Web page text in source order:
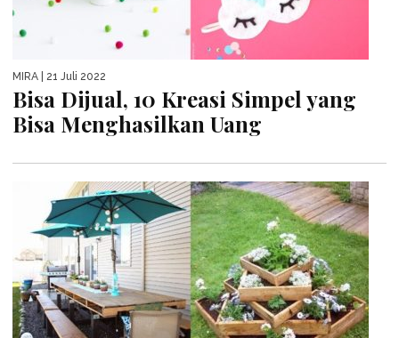
MIRA | 21 Juli 2022
Bisa Dijual, 10 Kreasi Simpel yang
Bisa Menghasilkan Uang